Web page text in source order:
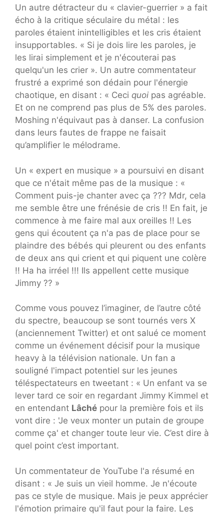
Un autre détracteur du « clavier-guerrier » a fait
écho à la critique séculaire du métal : les
paroles étaient inintelligibles et les cris étaient
insupportables. « Si je dois lire les paroles, je
les lirai simplement et je n'écouterai pas
quelqu'un les crier ». Un autre commentateur
frustré a exprimé son dédain pour l'énergie
chaotique, en disant : « Ceci quoi pas agréable.
Et on ne comprend pas plus de 5% des paroles.
Moshing n'équivaut pas à danser. La confusion
dans leurs fautes de frappe ne faisait
qu’amplifier le mélodrame.
Un « expert en musique » a poursuivi en disant
que ce n'était même pas de la musique : «
Comment puis-je chanter avec ça ??? Mdr, cela
me semble être une frénésie de cris !! En fait, je
commence à me faire mal aux oreilles !! Les
gens qui écoutent ça n'a pas de place pour se
plaindre des bébés qui pleurent ou des enfants
de deux ans qui crient et qui piquent une colère
!! Ha ha irréel !!! Ils appellent cette musique
Jimmy ?? »
Comme vous pouvez l’imaginer, de l’autre côté
du spectre, beaucoup se sont tournés vers X
(anciennement Twitter) et ont salué ce moment
comme un événement décisif pour la musique
heavy à la télévision nationale. Un fan a
souligné l'impact potentiel sur les jeunes
téléspectateurs en tweetant : « Un enfant va se
lever tard ce soir en regardant Jimmy Kimmel et
en entendant Lâché pour la première fois et ils
vont dire : 'Je veux monter un putain de groupe
comme ça' et changer toute leur vie. C’est dire à
quel point c’est important.
Un commentateur de YouTube l'a résumé en
disant : « Je suis un vieil homme. Je n'écoute
pas ce style de musique. Mais je peux apprécier
l'émotion primaire qu'il faut pour la faire. Les